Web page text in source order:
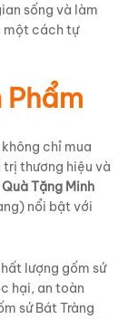
sống và làm
một cách tự
không chỉ mua
thương hiệu và
Tặng Minh
nổi bật với
lượng gốm sứ
hại, an toàn
sứ Bát Tràng